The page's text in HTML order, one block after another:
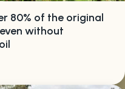
80% of the original
without